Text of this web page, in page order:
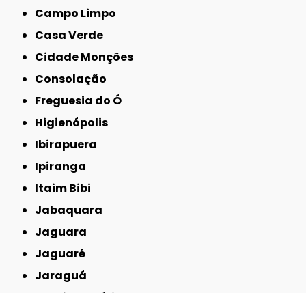
Campo Limpo
Casa Verde
Cidade Monções
Consolação
Freguesia do Ó
Higienópolis
Ibirapuera
Ipiranga
Itaim Bibi
Jabaquara
Jaguara
Jaguaré
Jaraguá